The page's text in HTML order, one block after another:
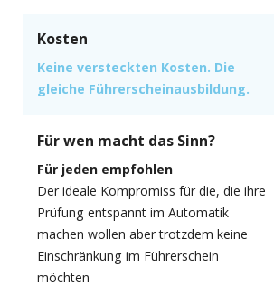
Kosten
Keine versteckten Kosten. Die
gleiche Führerscheinausbildung.
Für wen macht das Sinn?
Für jeden empfohlen
Der ideale Kompromiss für die, die ihre
Prüfung entspannt im Automatik
machen wollen aber trotzdem keine
Einschränkung im Führerschein
möchten